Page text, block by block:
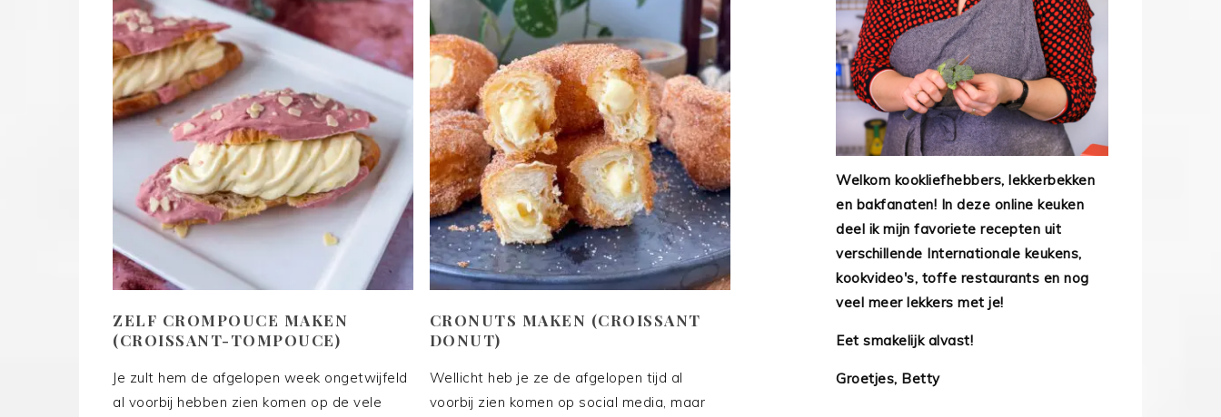
ZELF CROMPOUCE MAKEN
(CROISSANT-TOMPOUCE)
Je zult hem de afgelopen week ongetwijfeld
al voorbij hebben zien komen op de vele
CRONUTS MAKEN (CROISSANT
DONUT)
Wellicht heb je ze de afgelopen tijd al
voorbij zien komen op social media, maar
Welkom kookliefhebbers, lekkerbekken
en bakfanaten! In deze online keuken
deel ik mijn favoriete recepten uit
verschillende Internationale keukens,
kookvideo's, toffe restaurants en nog
veel meer lekkers met je!
Eet smakelijk alvast!
Groetjes, Betty